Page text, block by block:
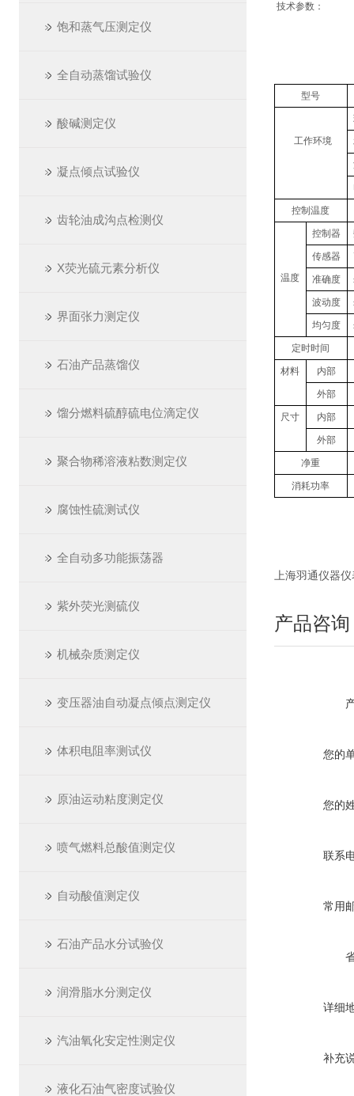
饱和蒸气压测定仪
全自动蒸馏试验仪
酸碱测定仪
凝点倾点试验仪
齿轮油成沟点检测仪
X荧光硫元素分析仪
界面张力测定仪
石油产品蒸馏仪
馏分燃料硫醇硫电位滴定仪
聚合物稀溶液粘数测定仪
腐蚀性硫测试仪
全自动多功能振荡器
紫外荧光测硫仪
机械杂质测定仪
变压器油自动凝点倾点测定仪
体积电阻率测试仪
原油运动粘度测定仪
喷气燃料总酸值测定仪
自动酸值测定仪
石油产品水分试验仪
润滑脂水分测定仪
汽油氧化安定性测定仪
液化石油气密度试验仪
技术参数：
型号
工作环境
控制温度
温度
控制器
传感器
准确度
波动度
均匀度
定时时间
材料 内部
外部
尺寸 内部
外部
净重
消耗功率
上海羽通仪器
产品咨询
您的
您的
联系
常用
详细
补充